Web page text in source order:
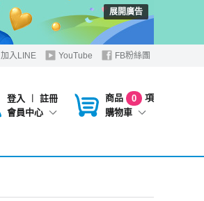
展開廣告
加入LINE YouTube FB粉絲團
登入 ︱
註冊
會員中心
商品 0
項
購物車